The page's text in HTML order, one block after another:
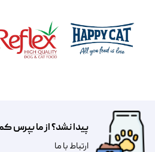
پیدا نشد؟ از ما
​​​ارتباط با ما